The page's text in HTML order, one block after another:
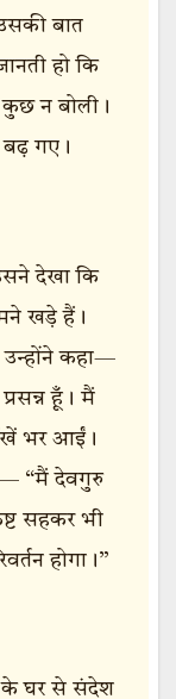
बात
हो कि
कुछ न बोली।
बढ़ गए।
देखा कि
खड़े हैं।
कहा—
हूँ। मैं
आँखें भर आईं।
“मैं देवगुरु
सहकर भी
होगा।”
के घर से संदेश